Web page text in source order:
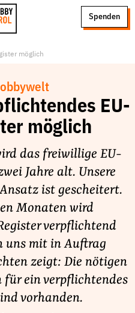
Spenden
möglich
EU-
möglich
das freiwillige EU-
Jahre alt. Unsere
ist gescheitert.
Monaten wird
verpflichtend
uns mit in Auftrag
zeigt: Die nötigen
für ein verpflichtendes
vorhanden.